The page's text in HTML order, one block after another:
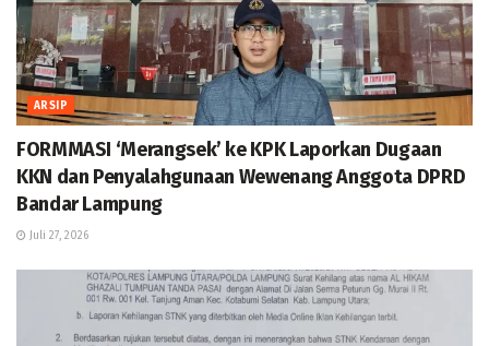
ARSIP
FORMMASI ‘Merangsek’ ke KPK Laporkan Dugaan
KKN dan Penyalahgunaan Wewenang Anggota DPRD
Bandar Lampung
Juli 27, 2026